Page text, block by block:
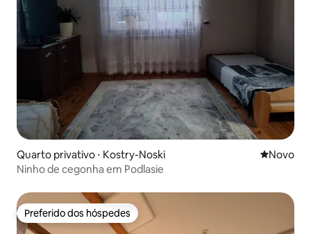
Quarto privativo ⋅ Kostry-Noski Novo
Novo
Ninho de cegonha em Podlasie
Preferido dos hóspedes
Preferido dos hóspedes